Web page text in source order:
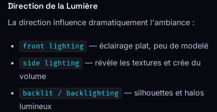
Direction de la Lumière
La direction influence dramatiquement l'ambiance :
front lighting — éclairage plat, peu de modelé
side lighting
— révèle les textures et crée du
volume
backlit / backlighting
— silhouettes et halos
lumineux